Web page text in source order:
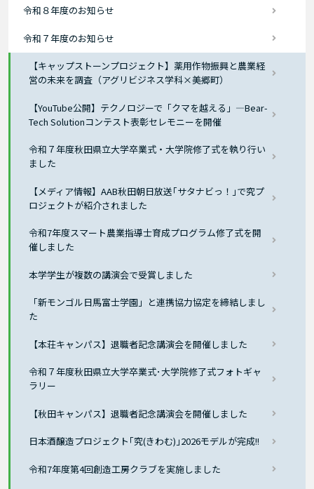
令和８年度のお知らせ
令和７年度のお知らせ
【キャップストーンプロジェクト】薬用作物振興と農業経
営の未来を調査（アグリビジネス学科×美郷町）
【YouTube公開】テクノロジーで「クマを越える」―Bear-
Tech Solutionコンテスト表彰セレモニーを開催
令和７年度秋田県立大学卒業式・大学院修了式を執り行い
ました
【メディア情報】AAB秋田朝日放送｢サタナビっ！｣で究プ
ロジェクトが紹介されました
令和7年度スマート農業指導士育成プログラム修了式を開
催しました
本学学生が複数の講演会で受賞しました
「新モンゴル日馬富士学園」と連携協力協定を締結しまし
た
【本荘キャンパス】退職者記念講演会を開催しました
令和７年度秋田県立大学卒業式･大学院修了式フォトギャ
ラリー
【秋田キャンパス】退職者記念講演会を開催しました
日本酒醸造プロジェクト｢究(きわむ)｣2026モデルが完成!!
令和7年度第4回創造工房クラブを実施しました